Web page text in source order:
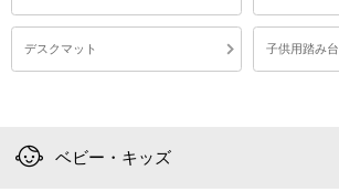
デスクマット 子供用踏み台
ベビー・キッズ